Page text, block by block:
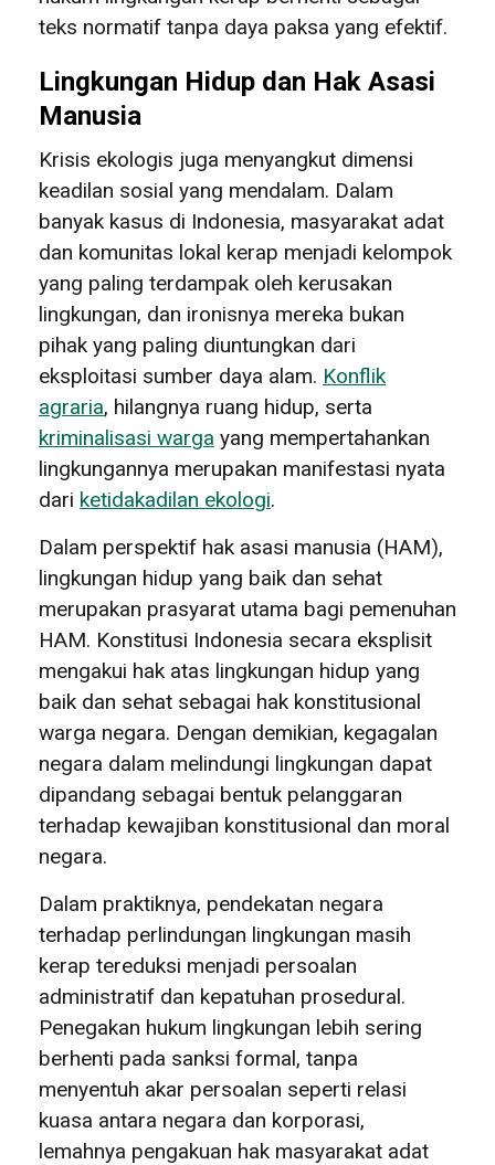
teks normatif tanpa daya paksa yang efektif.
Lingkungan Hidup dan Hak Asasi
Manusia
Krisis ekologis juga menyangkut dimensi
keadilan sosial yang mendalam. Dalam
banyak kasus di Indonesia, masyarakat adat
dan komunitas lokal kerap menjadi kelompok
yang paling terdampak oleh kerusakan
lingkungan, dan ironisnya mereka bukan
pihak yang paling diuntungkan dari
eksploitasi sumber daya alam. Konflik
agraria, hilangnya ruang hidup, serta
kriminalisasi warga yang mempertahankan
lingkungannya merupakan manifestasi nyata
dari ketidakadilan ekologi.
Dalam perspektif hak asasi manusia (HAM),
lingkungan hidup yang baik dan sehat
merupakan prasyarat utama bagi pemenuhan
HAM. Konstitusi Indonesia secara eksplisit
mengakui hak atas lingkungan hidup yang
baik dan sehat sebagai hak konstitusional
warga negara. Dengan demikian, kegagalan
negara dalam melindungi lingkungan dapat
dipandang sebagai bentuk pelanggaran
terhadap kewajiban konstitusional dan moral
negara.
Dalam praktiknya, pendekatan negara
terhadap perlindungan lingkungan masih
kerap tereduksi menjadi persoalan
administratif dan kepatuhan prosedural.
Penegakan hukum lingkungan lebih sering
berhenti pada sanksi formal, tanpa
menyentuh akar persoalan seperti relasi
kuasa antara negara dan korporasi,
lemahnya pengakuan hak masyarakat adat